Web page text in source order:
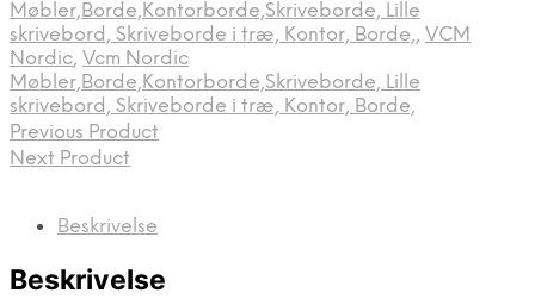
Møbler,Borde,Kontorborde,Skriveborde, Lille
skrivebord, Skriveborde i træ, Kontor, Borde,, VCM
Nordic, Vcm Nordic
Møbler,Borde,Kontorborde,Skriveborde, Lille
skrivebord, Skriveborde i træ, Kontor, Borde,
Previous Product
Next Product
Beskrivelse
Beskrivelse